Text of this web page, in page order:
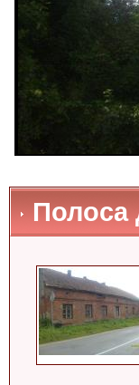
Полоса